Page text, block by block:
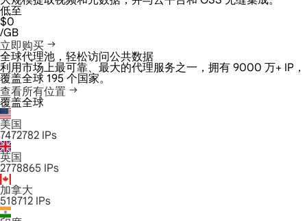
低至
$0
/GB
立即购买
全球代理池，轻松访问公共数据
利用市场上最可靠、最大的代理服务之一，拥有 9000 万+ IP，
覆盖全球 195 个国家。
查看所有位置
覆盖全球
美国
7472782 IPs
英国
2778865 IPs
加拿大
518712 IPs